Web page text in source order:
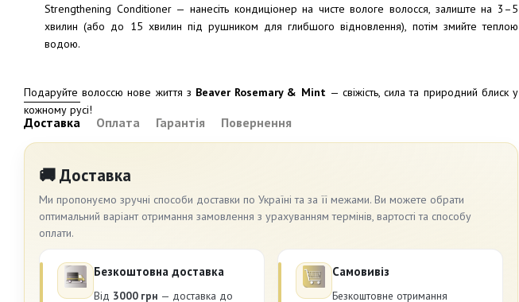
Strengthening Conditioner — нанесіть кондиціонер на чисте вологе волосся, залиште на 3–5
хвилин (або до 15 хвилин під рушником для глибшого відновлення), потім змийте теплою
водою.
Подаруйте волоссю нове життя з Beaver Rosemary & Mint — свіжість, сила та природний блиск у
кожному русі!
Доставка Оплата Гарантія Повернення
🚚 Доставка
Ми пропонуємо зручні способи доставки по Україні та за її межами. Ви можете обрати
оптимальний варіант отримання замовлення з урахуванням термінів, вартості та способу
оплати.
Безкоштовна доставка
Від 3000 грн — доставка до
Самовивіз
Безкоштовне отримання